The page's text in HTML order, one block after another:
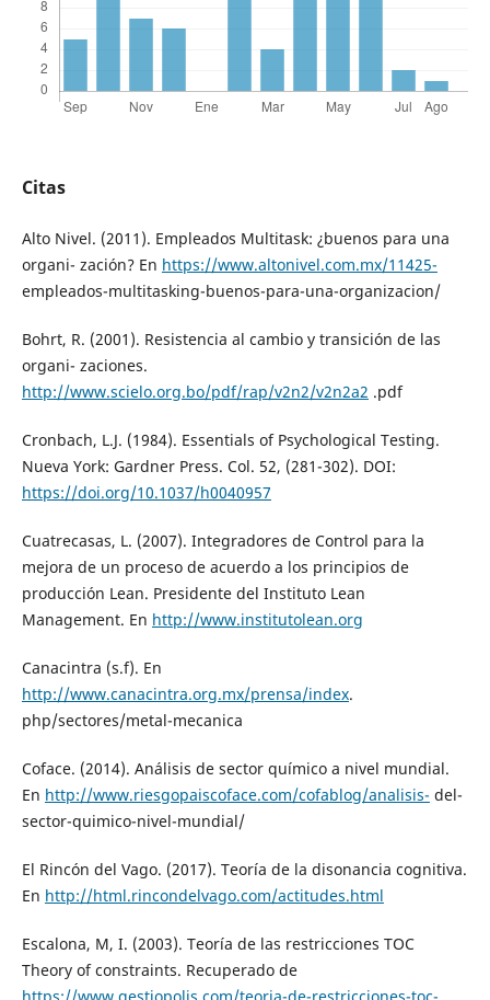
Citas
Alto Nivel. (2011). Empleados Multitask: ¿buenos para una
organi- zación? En https://www.altonivel.com.mx/11425-
empleados-multitasking-buenos-para-una-organizacion/
Bohrt, R. (2001). Resistencia al cambio y transición de las
organi- zaciones.
http://www.scielo.org.bo/pdf/rap/v2n2/v2n2a2 .pdf
Cronbach, L.J. (1984). Essentials of Psychological Testing.
Nueva York: Gardner Press. Col. 52, (281-302). DOI:
https://doi.org/10.1037/h0040957
Cuatrecasas, L. (2007). Integradores de Control para la
mejora de un proceso de acuerdo a los principios de
producción Lean. Presidente del Instituto Lean
Management. En http://www.institutolean.org
Canacintra (s.f). En
http://www.canacintra.org.mx/prensa/index.
php/sectores/metal-mecanica
Coface. (2014). Análisis de sector químico a nivel mundial.
En http://www.riesgopaiscoface.com/cofablog/analisis- del-
sector-quimico-nivel-mundial/
El Rincón del Vago. (2017). Teoría de la disonancia cognitiva.
En http://html.rincondelvago.com/actitudes.html
Escalona, M, I. (2003). Teoría de las restricciones TOC
Theory of constraints. Recuperado de